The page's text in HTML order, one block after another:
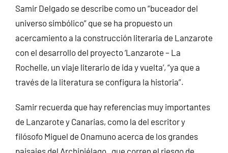
Samir Delgado se describe como un “buceador del
universo simbólico” que se ha propuesto un
acercamiento a la construcción literaria de Lanzarote
con el desarrollo del proyecto ‘Lanzarote – La
Rochelle, un viaje literario de ida y vuelta’, “ya que a
través de la literatura se configura la historia”.
Samir recuerda que hay referencias muy importantes
de Lanzarote y Canarias, como la del escritor y
filósofo Miguel de Onamuno acerca de los grandes